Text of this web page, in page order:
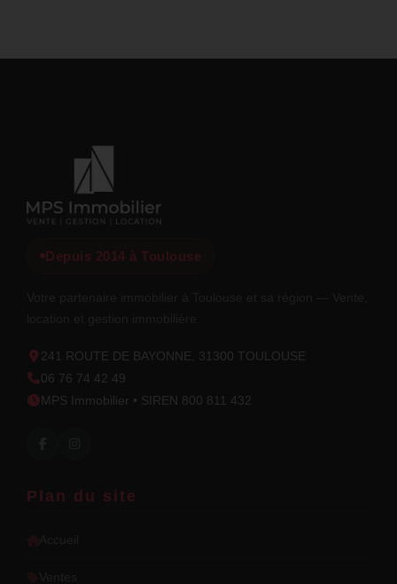
Depuis 2014 à Toulouse
241 ROUTE DE BAYONNE, 31300 TOULOUSE
06 76 74 42 49
MPS Immobilier • SIREN 800 811 432
Plan du site